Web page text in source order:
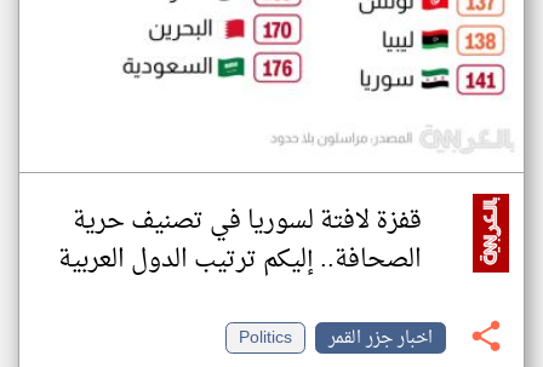
قفزة لافتة لسوريا في تصنيف حرية
الصحافة.. إليكم ترتيب الدول العربية
اخبار جزر القمر
Politics